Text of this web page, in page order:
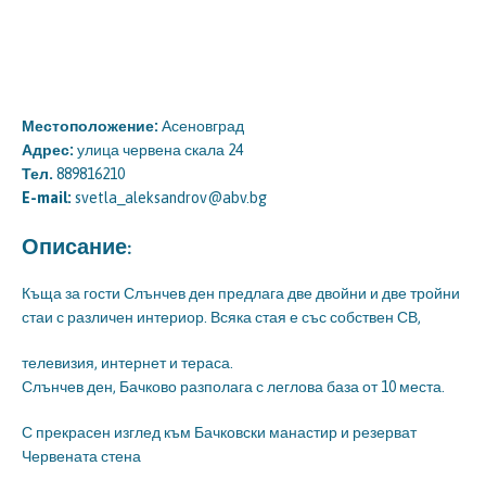
Местоположение: Асеновград
Адрес: улица червена скала 24
Тел. 889816210
E-mail: svetla_aleksandrov@abv.bg
Описание:
Къща за гости Слънчев ден предлага две двойни и две тройни
стаи с различен интериор. Всяка стая е със собствен СВ,
телевизия, интернет и тераса.
Слънчев ден, Бачково разполага с леглова база от 10 места.
С прекрасен изглед към Бачковски манастир и резерват
Червената стена